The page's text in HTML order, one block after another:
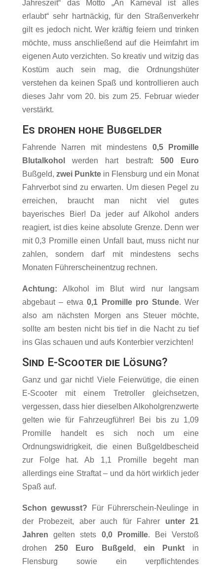
Jahreszeit“ das Motto „An Karneval ist alles
erlaubt“ sehr hartnäckig, für den Straßenverkehr
gilt es jedoch nicht. Wer kräftig feiern und trinken
möchte, muss anschließend auf die Heimfahrt im
eigenen Auto verzichten. So kreativ und witzig das
Kostüm auch sein mag, die Ordnungshüter
verstehen da keinen Spaß und kontrollieren auch
dieses Jahr vom 20. bis zum 25. Februar wieder
verstärkt.
Es drohen hohe Bußgelder
Fahrende Narren mit mindestens 0,5 Promille
Blutalkohol
werden hart bestraft: 500 Euro
Bußgeld, zwei Punktein Flensburg und ein Monat
Fahrverbot sind zu erwarten. Um diesen Pegel zu
erreichen, braucht man nicht viel gutes
bayerisches Bier! Da jeder auf Alkohol anders
reagiert, ist dies keine absolute Grenze. Denn wer
mit 0,3 Promille einen Unfall baut, muss nicht nur
zahlen, sondern darf mit mindestens sechs
Monaten Führerscheinentzug rechnen.
Achtung: Alkohol im Blut wird nur langsam
abgebaut – etwa0,1 Promille pro Stunde. Wer
also am nächsten Morgen ans Steuer möchte,
sollte am besten nicht bis tief in die Nacht zu tief
ins Glas schauen und aufs Konterbier verzichten!
Sind E-Scooter die Lösung?
Ganz und gar nicht! Viele Feierwütige, die einen
E-Scooter mit einem Tretroller gleichsetzen,
vergessen, dass hier dieselben Alkoholgrenzwerte
gelten wie für Fahrzeugführer! Bei bis zu 1,09
Promille handelt es sich noch um eine
Ordnungswidrigkeit, die einen Bußgeldbescheid
zur Folge hat. Ab 1,1 Promille begeht man
allerdings eine Straftat – und da hört wirklich jeder
Spaß auf.
Schon gewusst? Für Führerschein-Neulinge in
der Probezeit, aber auch für Fahrer unter 21
Jahren gelten stets 0,0 Promille. Bei Verstoß
drohen 250 Euro Bußgeld , ein Punkt in
Flensburg sowie ein verpflichtendes